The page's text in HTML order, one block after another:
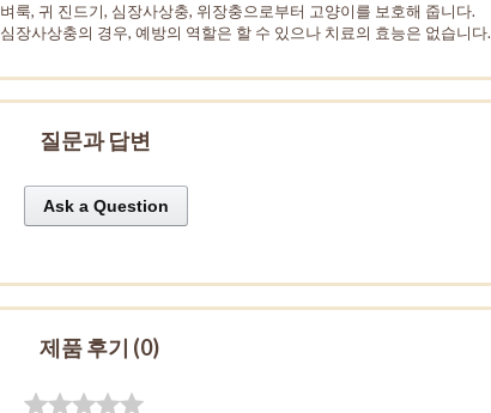
벼룩, 귀 진드기, 심장사상충, 위장충으로부터 고양이를 보호해 줍니다.
심장사상충의 경우, 예방의 역할은 할 수 있으나 치료의 효능은 없습니다.
질문과 답변
Ask a Question
제품 후기 (0)